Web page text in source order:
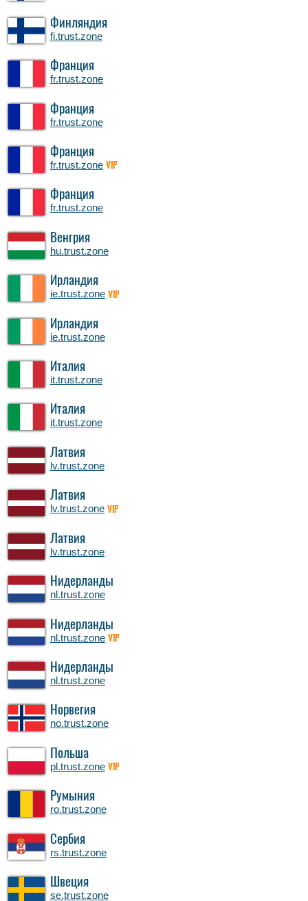
Финляндия
fi.trust.zone
Франция
fr.trust.zone
Франция
fr.trust.zone
Франция
fr.trust.zone VIP
Франция
fr.trust.zone
Венгрия
hu.trust.zone
Ирландия
ie.trust.zone VIP
Ирландия
ie.trust.zone
Италия
it.trust.zone
Италия
it.trust.zone
Латвия
lv.trust.zone
Латвия
lv.trust.zone VIP
Латвия
lv.trust.zone
Нидерланды
nl.trust.zone
Нидерланды
nl.trust.zone VIP
Нидерланды
nl.trust.zone
Норвегия
no.trust.zone
Польша
pl.trust.zone VIP
Румыния
ro.trust.zone
Сербия
rs.trust.zone
Швеция
se.trust.zone